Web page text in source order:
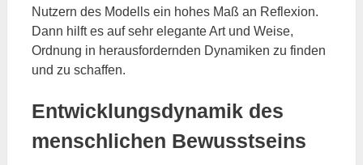
Nutzern des Modells ein hohes Maß an Reflexion.
Dann hilft es auf sehr elegante Art und Weise,
Ordnung in herausfordernden Dynamiken zu finden
und zu schaffen.
Entwicklungsdynamik des
menschlichen Bewusstseins